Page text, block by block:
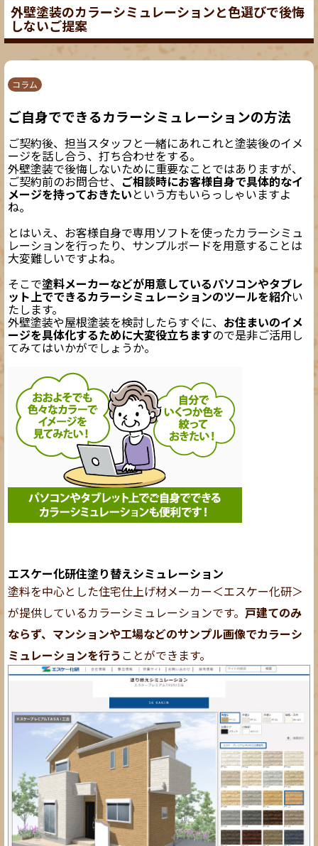
外壁塗装のカラーシミュレーションと色選びで後悔
しないご提案
コラム
ご自身でできるカラーシミュレーションの方法
ご契約後、担当スタッフと一緒にあれこれと塗装後のイメ
ージを話し合う、打ち合わせをする。
外壁塗装で後悔しないために重要なことではありますが、
ご契約前のお問合せ、 ご相談時にお客様自身で具体的なイ
メージを持っておきたいという方もいらっしゃいますよ
ね。
とはいえ、お客様自身で専用ソフトを使ったカラーシミュ
レーションを行ったり、サンプルボードを用意することは
大変難しいですよね。
そこで塗料メーカーなどが用意しているパソコンやタブレ
ット上でできるカラーシミュレーションのツールを紹介い
たします。
外壁塗装や屋根塗装を検討したらすぐに、 お住まいのイメ
ージを具体化するために大変役立ちますので是非ご活用し
てみてはいかがでしょうか。
エスケー化研住塗り替えシミュレーション
塗料を中心とした住宅仕上げ材メーカー＜エスケー化研＞
が提供しているカラーシミュレーションです。 戸建てのみ
ならず、マンションや工場などのサンプル画像でカラーシ
ミュレーションを行うことができます。